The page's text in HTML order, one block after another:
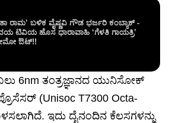
ರಾಮ’ ಬಳಿಕ ವೈಷ್ಣವಿ ಗೌಡ ಭರ್ಜರಿ ಕಂಬ್ಯಾಕ್ -
ಟಿವಿಯ ಹೊಸ ಧಾರಾವಾಹಿ ‘ಗೆಳತಿ ಗಾಯತ್ರಿ’
ಔಟ್!!
6nm ತಂತ್ರಜ್ಞಾನದ ಯುನಿಸೋಕ್
(Unisoc T7300 Octa-
ಇದು ದೈನಂದಿನ ಕೆಲಸಗಳನ್ನು